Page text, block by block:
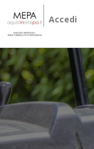
Accedi